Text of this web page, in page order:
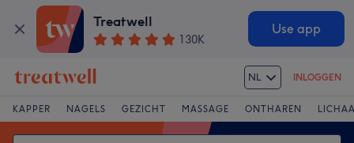
Treatwell
130K
Use app
NL INLOGGEN
KAPPER NAGELS GEZICHT MASSAGE ONTHAREN